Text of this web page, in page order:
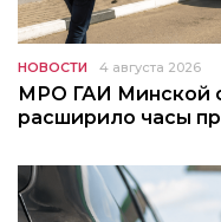
НОВОСТИ 4 августа 2026
МРО ГАИ Минской
расширило часы